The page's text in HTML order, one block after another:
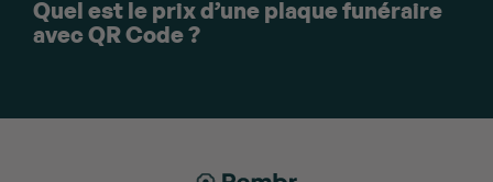
Quel est le prix d’une plaque funéraire
avec QR Code ?